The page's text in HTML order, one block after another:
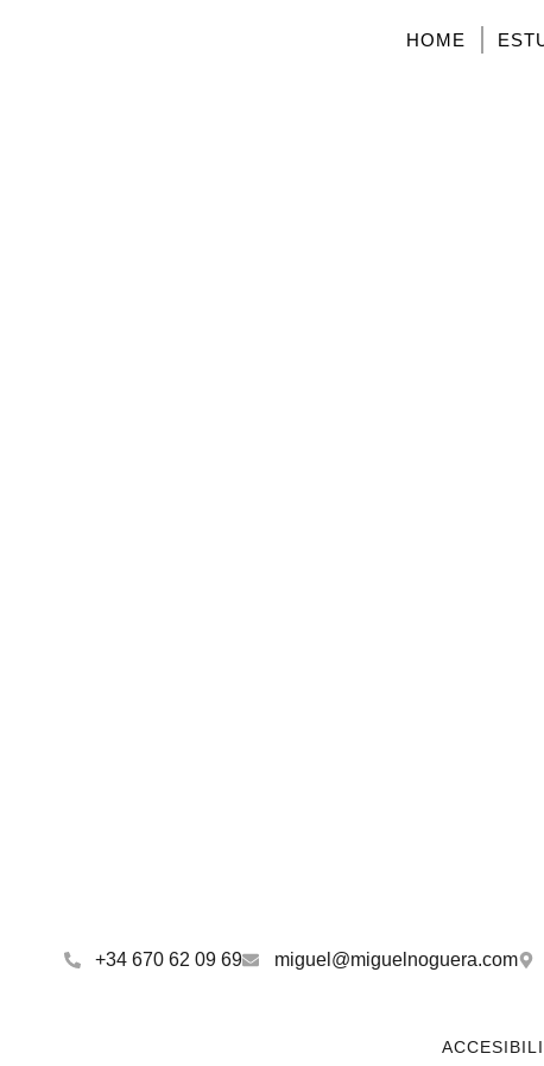
HOME
+34 670 62 09 69 miguel@miguelnoguera.com